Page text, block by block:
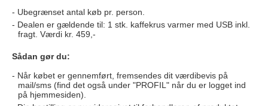
Ubegrænset antal køb pr. person.
Dealen er gældende til: 1 stk. kaffekrus varmer med USB inkl.
fragt. Værdi kr. 459,-
Sådan gør du:
Når købet er gennemført, fremsendes dit værdibevis på
mail/sms (find det også under "PROFIL" når du er logget ind
på hjemmesiden).